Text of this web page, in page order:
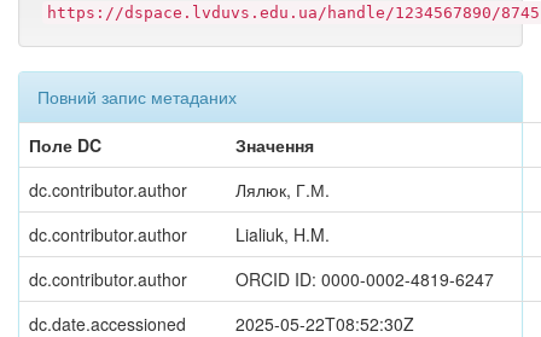
https://dspace.lvduvs.edu.ua/handle/1234567890/8745
Повний запис метаданих
Поле DC
Значення
dc.contributor.author
Лялюк, Г.М.
dc.contributor.author
Lialiuk, H.M.
dc.contributor.author
ORCID ID: 0000-0002-4819-6247
dc.date.accessioned
2025-05-22T08:52:30Z